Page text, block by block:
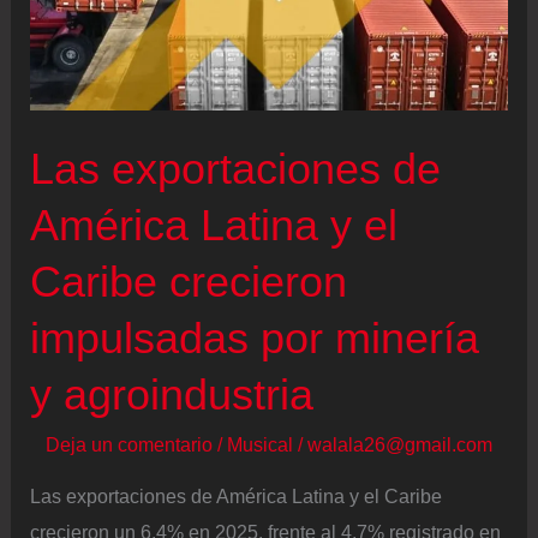
Las exportaciones de
América Latina y el
Caribe crecieron
impulsadas por minería
y agroindustria
Deja un comentario / Musical /walala26@gmail.com
Las exportaciones de América Latina y el Caribe
crecieron un 6.4% en 2025, frente al 4.7% registrado en